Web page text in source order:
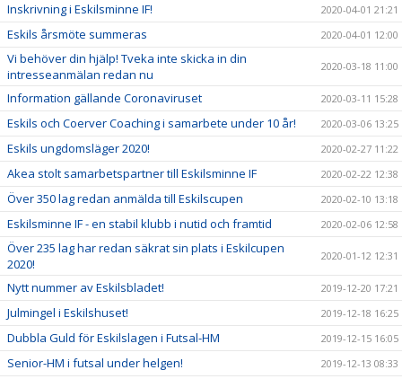
Inskrivning i Eskilsminne IF! 2020-04-01 21:21
Eskils årsmöte summeras 2020-04-01 12:00
Vi behöver din hjälp! Tveka inte skicka in din
intresseanmälan redan nu
2020-03-18 11:00
Information gällande Coronaviruset 2020-03-11 15:28
Eskils och Coerver Coaching i samarbete under 10 år! 2020-03-06 13:25
Eskils ungdomsläger 2020! 2020-02-27 11:22
Akea stolt samarbetspartner till Eskilsminne IF 2020-02-22 12:38
Över 350 lag redan anmälda till Eskilscupen 2020-02-10 13:18
Eskilsminne IF - en stabil klubb i nutid och framtid 2020-02-06 12:58
Över 235 lag har redan säkrat sin plats i Eskilcupen
2020!
2020-01-12 12:31
Nytt nummer av Eskilsbladet! 2019-12-20 17:21
Julmingel i Eskilshuset! 2019-12-18 16:25
Dubbla Guld för Eskilslagen i Futsal-HM 2019-12-15 16:05
Senior-HM i futsal under helgen! 2019-12-13 08:33